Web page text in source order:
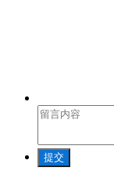
提交